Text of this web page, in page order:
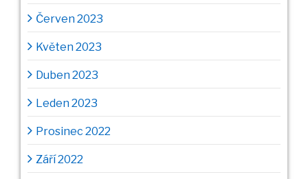
Červen 2023
Květen 2023
Duben 2023
Leden 2023
Prosinec 2022
Září 2022